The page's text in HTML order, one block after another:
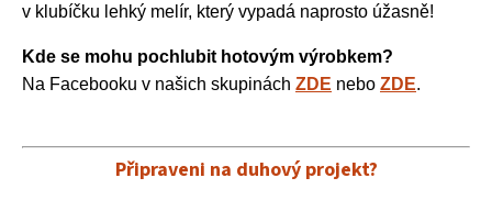
v klubíčku lehký melír, který vypadá naprosto úžasně!
Kde se mohu pochlubit hotovým výrobkem?
Na Facebooku v našich skupinách ZDE nebo ZDE.
Připraveni na duhový projekt?